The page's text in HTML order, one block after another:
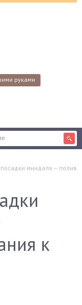
руками
миндаля — полив
к